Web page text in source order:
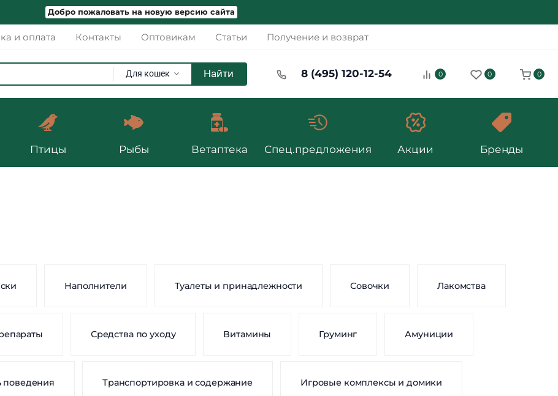
Добро пожаловать на новую версию сайта
и оплата Контакты Оптовикам Статьи Получение и возврат
Для кошек Найти 8 (495) 120-12-54 0 0 0
Птицы Рыбы Ветаптека Спец.предложения Акции Бренды
Наполнители Туалеты и принадлежности Совочки Лакомства
Средства по уходу Витамины Груминг Амуниции
поведения Транспортировка и содержание Игровые комплексы и домики